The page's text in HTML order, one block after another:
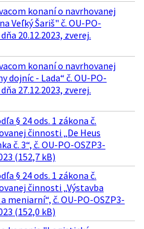
konaní o navrhovanej
Veľký Šariš" č. OU-PO-
20.12.2023, zverej.
konaní o navrhovanej
dojníc - Lada“ č. OU-PO-
27.12.2023, zverej.
§ 24 ods. 1 zákona č.
činnosti „De Heus
č. 3“, č. OU-PO-OSZP3-
(152,7 kB)
§ 24 ods. 1 zákona č.
činnosti „Výstavba
č. OU-PO-OSZP3-
(152,0 kB)